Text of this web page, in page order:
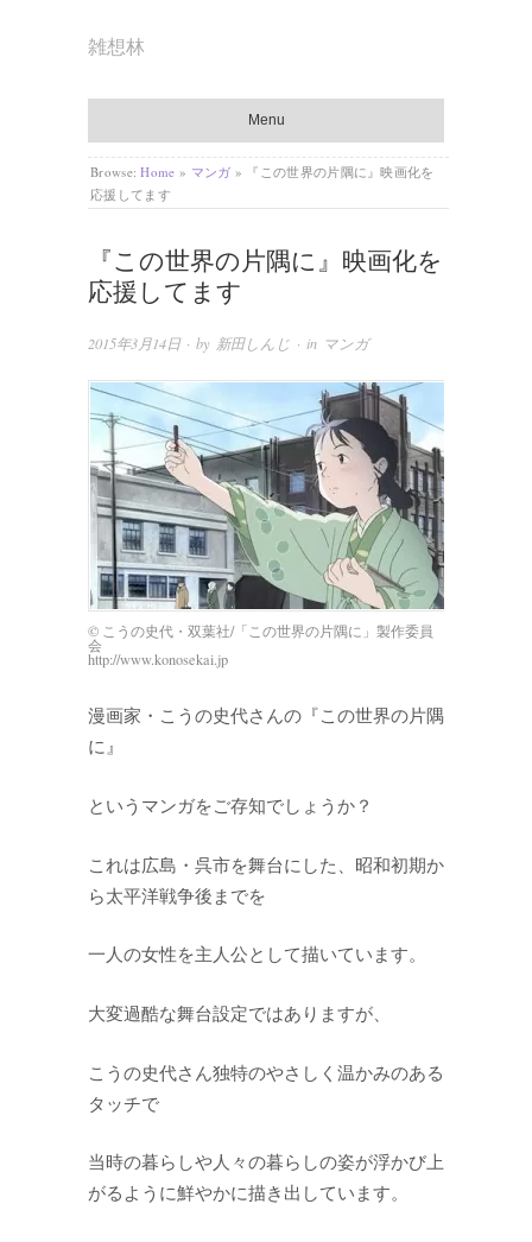
雑想林
Menu
Browse: Home » マンガ »
『この世界の片隅に』映画化を
応援してます
『この世界の片隅に』映画化を
応援してます
2015年3月14日· by 新田しんじ · in マンガ
© こうの史代・双葉社/「この世界の片隅に」製作委員
会
http://www.konosekai.jp
漫画家・こうの史代さんの『この世界の片隅
に』
というマンガをご存知でしょうか？
これは広島・呉市を舞台にした、昭和初期か
ら太平洋戦争後までを
一人の女性を主人公として描いています。
大変過酷な舞台設定ではありますが、
こうの史代さん独特のやさしく温かみのある
タッチで
当時の暮らしや人々の暮らしの姿が浮かび上
がるように鮮やかに描き出しています。